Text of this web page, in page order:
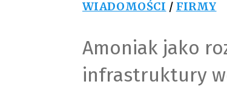
WIADOMOŚCI / FIRMY
Amoniak jako
infrastruktury